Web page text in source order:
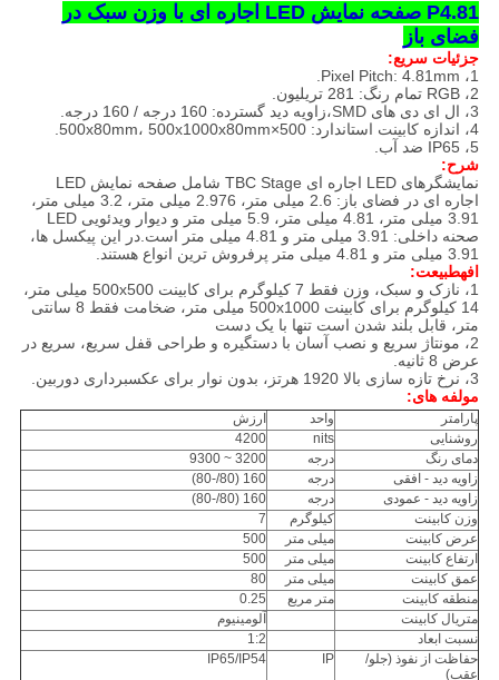
P4.81 صفحه نمایش LED اجاره ای با وزن سبک در
فضای باز
جزئیات سریع:
1، Pixel Pitch: 4.81mm.
2، RGB تمام رنگ: 281 تریلیون.
3،
ال ای دی های SMD،
زاویه دید گسترده: 160 درجه / 160 درجه.
4، اندازه کابینت استاندارد: 500×500x80mm، 500x1000x80mm.
5، IP65 ضد آب.
شرح:
نمایشگرهای LED اجاره ای TBC Stage شامل صفحه نمایش LED
اجاره ای در فضای باز: 2.6 میلی متر، 2.976 میلی متر، 3.2 میلی متر،
3.91 میلی متر، 4.81 میلی متر، 5.9 میلی متر و دیوار ویدئویی LED
صحنه داخلی: 3.91 میلی متر و 4.81 میلی متر است.در این پیکسل ها،
3.91 میلی متر و 4.81 میلی متر پرفروش ترین انواع هستند.
افهطبیعت:
1، نازک و سبک،
وزن فقط 7 کیلوگرم برای کابینت 500x500 میلی متر،
14 کیلوگرم برای کابینت 500x1000 میلی متر، ضخامت فقط 8 سانتی
متر، قابل بلند شدن است تنها با یک دست
2، مونتاژ سریع و نصب آسان با دستگیره و طراحی قفل سریع، سریع در
عرض 8 ثانیه.
3، نرخ تازه سازی بالا 1920 هرتز، بدون نوار برای عکسبرداری دوربین.
مولفه های:
پارامتر واحد
ارزش
روشنایی
nits
4200
دمای رنگ
درجه
3200 ~ 9300
زاویه دید - افقی
درجه
160 (80/-80)
زاویه دید - عمودی
درجه
160 (80/-80)
وزن کابینت
کیلوگرم
7
عرض کابینت
میلی متر
500
ارتفاع کابینت
میلی متر
500
عمق کابینت
میلی متر
80
منطقه کابینت
متر مربع
0.25
متریال کابینت
آلومینیوم
نسبت ابعاد
1:2
حفاظت از نفوذ (جلو/
عقب)
IP
IP65/IP54